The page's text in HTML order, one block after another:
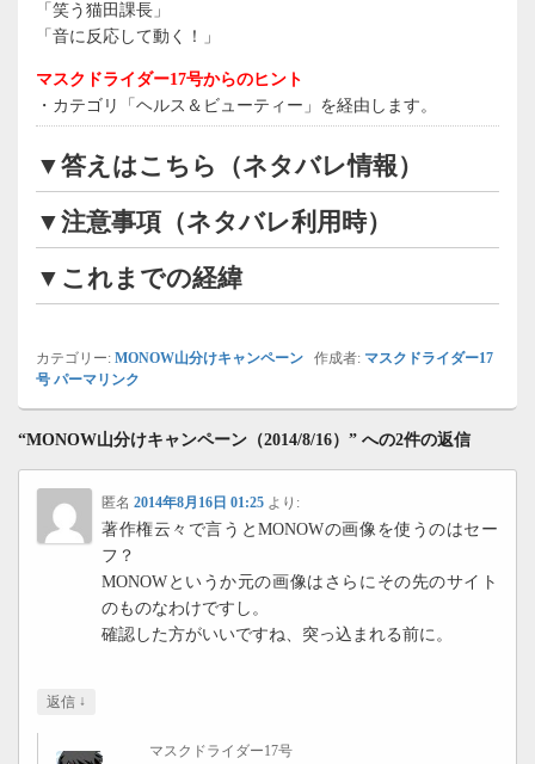
「笑う猫田課長」
「音に反応して動く！」
マスクドライダー17号からのヒント
・カテゴリ「ヘルス＆ビューティー」を経由します。
▼答えはこちら（ネタバレ情報）
▼注意事項（ネタバレ利用時）
▼これまでの経緯
カテゴリー: MONOW山分けキャンペーン 作成者: マスクドライダー17
号 パーマリンク
“MONOW山分けキャンペーン（2014/8/16）” への2件の返信
匿名 2014年8月16日 01:25 より:
著作権云々で言うとMONOWの画像を使うのはセー
フ？
MONOWというか元の画像はさらにその先のサイト
のものなわけですし。
確認した方がいいですね、突っ込まれる前に。
返信 ↓
マスクドライダー17号